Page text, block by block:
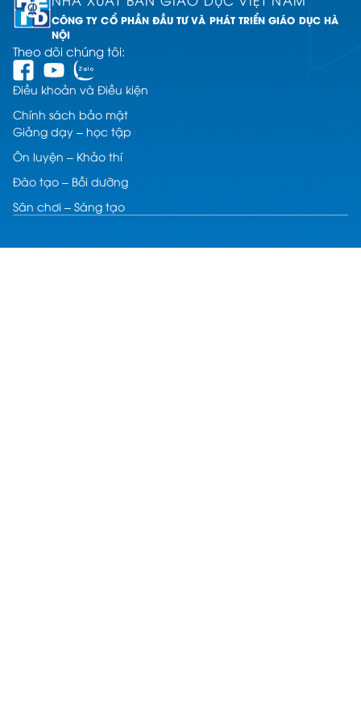
CÔNG TY CỔ PHẦN ĐẦU TƯ VÀ PHÁT TRIỂN GIÁO DỤC HÀ
NỘI
Điều khoản và Điều kiện
Chính sách bảo mật
Giảng dạy – học tập
Ôn luyện – Khảo thí
Đào tạo – Bồi dưỡng
Sân chơi – Sáng tạo
Theo dõi chúng tôi: